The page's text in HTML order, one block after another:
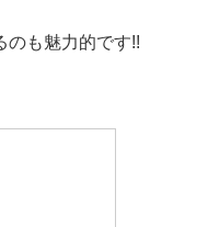
のも魅力的です!!